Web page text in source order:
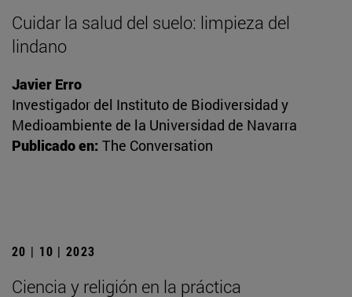
Cuidar la salud del suelo: limpieza del
lindano
Javier Erro
Investigador del Instituto de Biodiversidad y
Medioambiente de la Universidad de Navarra
Publicado en: The Conversation
20 | 10 | 2023
Ciencia y religión en la práctica